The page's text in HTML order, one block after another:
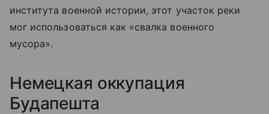
института военной истории, этот участок реки
мог использоваться как «свалка военного
мусора».
Немецкая оккупация
Будапешта